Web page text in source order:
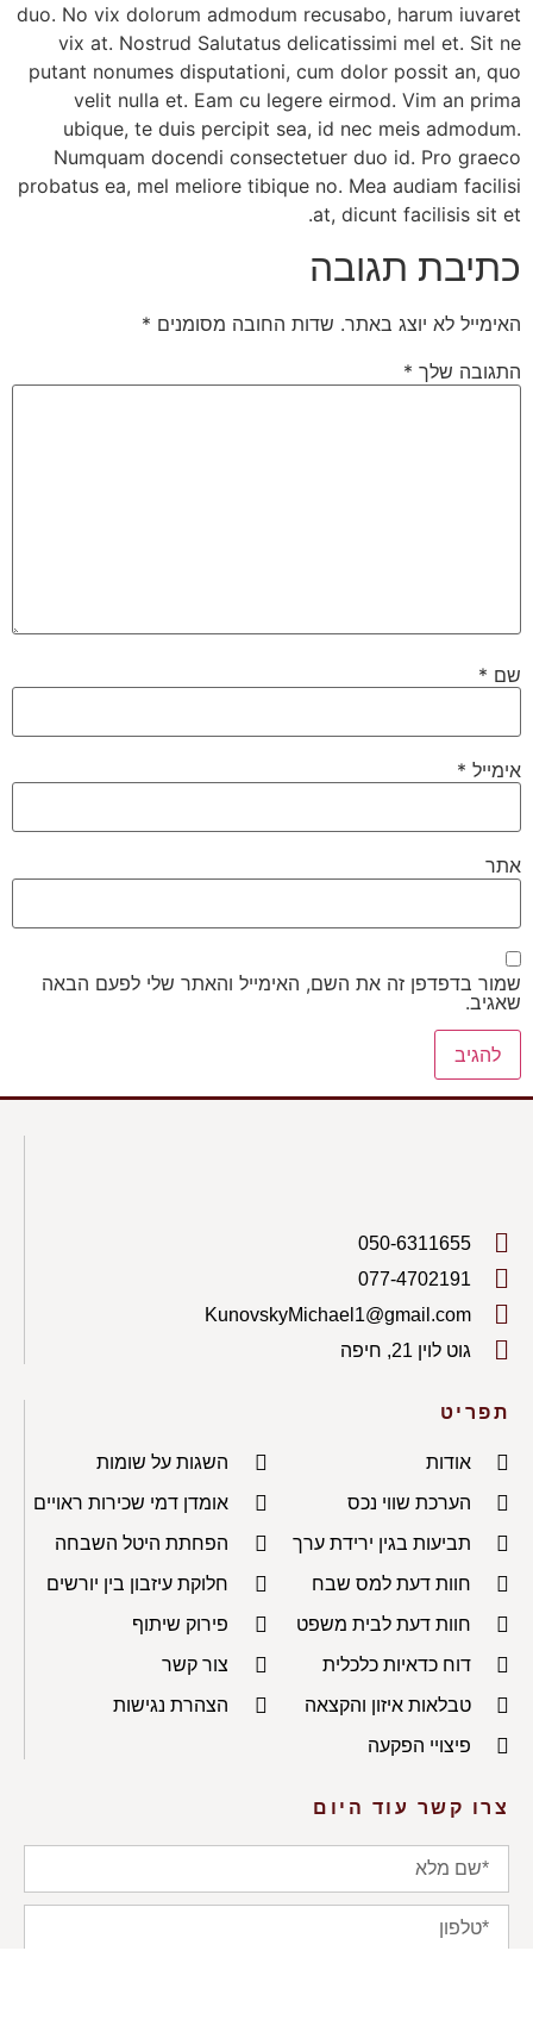
duo. No vix dolorum admodum recusabo, harum iuvaret
vix at. Nostrud Salutatus delicatissimi mel et. Sit ne
putant nonumes disputationi, cum dolor possit an, quo
velit nulla et. Eam cu legere eirmod. Vim an prima
ubique, te duis percipit sea, id nec meis admodum.
Numquam docendi consectetuer duo id. Pro graeco
probatus ea, mel meliore tibique no. Mea audiam facilisi
at, dicunt facilisis sit et.
כתיבת תגובה
האימייל לא יוצג באתר. שדות החובה מסומנים *
התגובה שלך *
שם *
אימייל *
אתר
שמור בדפדפן זה את השם, האימייל והאתר שלי לפעם הבאה
שאגיב.
050-6311655
077-4702191
KunovskyMichael1@gmail.com
גוט לוין 21, חיפה
תפריט
אודות
הערכת שווי נכס
תביעות בגין ירידת ערך
חוות דעת למס שבח
חוות דעת לבית משפט
דוח כדאיות כלכלית
טבלאות איזון והקצאה
פיצויי הפקעה
השגות על שומות
אומדן דמי שכירות ראויים
הפחתת היטל השבחה
חלוקת עיזבון בין יורשים
פירוק שיתוף
צור קשר
הצהרת נגישות
צרו קשר עוד היום